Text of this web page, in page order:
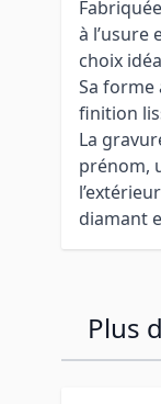
à l’usure
choix
Sa
finition
La
prénom,
diamant
Plus